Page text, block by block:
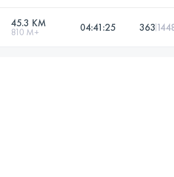
45.3 KM
810 M+ 04:41:25 363